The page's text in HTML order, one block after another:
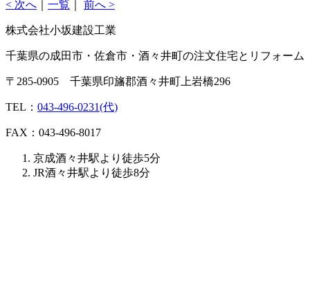
< 次へ 一覧 前へ >
株式会社小坂建設工業
千葉県の成田市・佐倉市・酒々井町の注文住宅とリフォーム
〒285-0905 千葉県印旛郡酒々井町上岩橋296
TEL： 043-496-0231(代)
FAX：043-496-8017
京成酒々井駅より徒歩5分
JR酒々井駅より徒歩8分